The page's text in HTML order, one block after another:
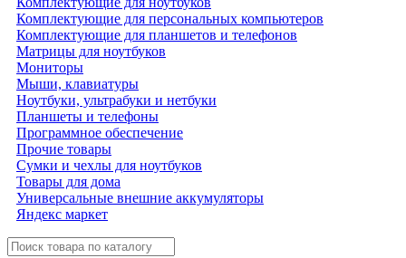
Комплектующие для персональных компьютеров
Комплектующие для планшетов и телефонов
Матрицы для ноутбуков
Мониторы
Мыши, клавиатуры
Ноутбуки, ультрабуки и нетбуки
Планшеты и телефоны
Программное обеспечение
Прочие товары
Сумки и чехлы для ноутбуков
Товары для дома
Универсальные внешние аккумуляторы
Яндекс маркет